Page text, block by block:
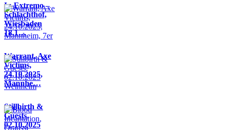
In Extremo –
Schlachthof,
Wiesbaden
18.1…
Warrant, Axe
Victims,
24.10.2025,
Mannhe…
Stillbirth &
Guests,
02.10.2025